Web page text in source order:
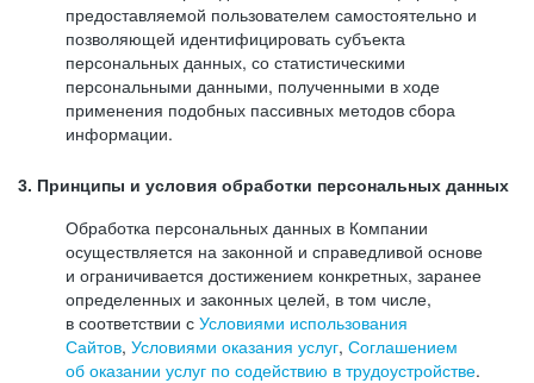
предоставляемой пользователем самостоятельно и
позволяющей идентифицировать субъекта
персональных данных, со статистическими
персональными данными, полученными в ходе
применения подобных пассивных методов сбора
информации.
3. Принципы и условия обработки персональных данных
Обработка персональных данных в Компании
осуществляется на законной и справедливой основе
и ограничивается достижением конкретных, заранее
определенных и законных целей, в том числе,
в соответствии с Условиями использования
Сайтов, Условиями оказания услуг, Соглашением
об оказании услуг по содействию в трудоустройстве.